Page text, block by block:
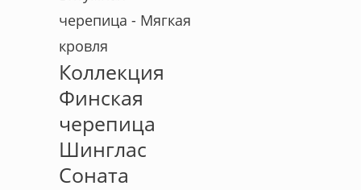
черепица - Мягкая
кровля
Коллекция
Финская
черепица
Шинглас
Соната